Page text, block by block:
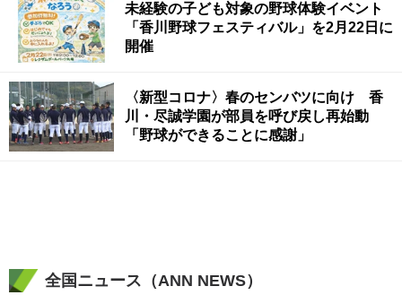
未経験の子ども対象の野球体験イベント
「香川野球フェスティバル」を2月22日に
開催
〈新型コロナ〉春のセンバツに向け 香
川・尽誠学園が部員を呼び戻し再始動
「野球ができることに感謝」
全国ニュース（ANN NEWS）